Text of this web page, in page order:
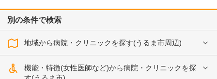
別の条件で検索
地域から病院・クリニックを探す(うるま市周辺)
機能・特徴(女性医師など)から病院・クリニックを探